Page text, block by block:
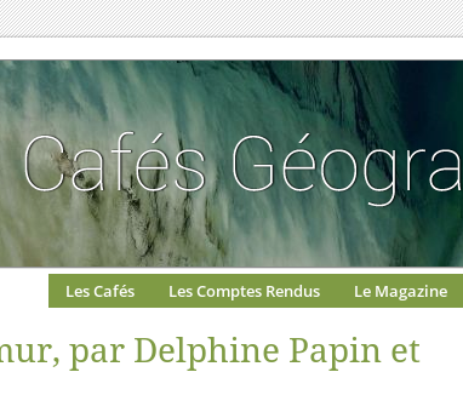
Les Cafés Les Comptes Rendus Le Magazine
par Delphine Papin et